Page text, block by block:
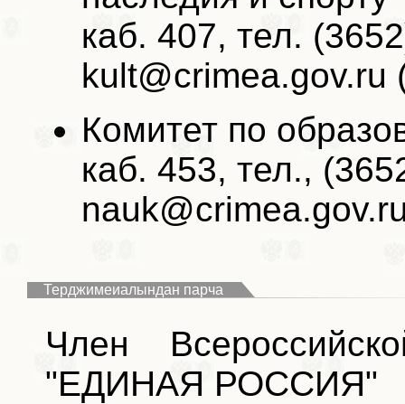
каб. 407, тел.
kult@crimea.gov.ru
Комитет по
каб. 453, тел.,
Терджимеиалындан парча
Член
"ЕДИНАЯ РОССИЯ"